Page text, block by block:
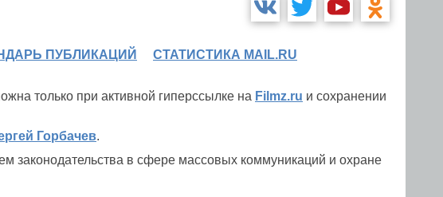
ПУБЛИКАЦИЙ СТАТИСТИКА MAIL.RU
только при активной гиперссылке на Filmz.ru и сохранении
Горбачев.
законодательства в сфере массовых коммуникаций и охране